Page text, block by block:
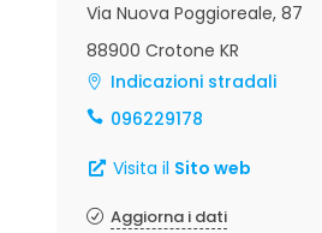
Via Nuova Poggioreale, 87
88900 Crotone KR
Indicazioni stradali
096229178
Visita il Sito web
Aggiorna i dati